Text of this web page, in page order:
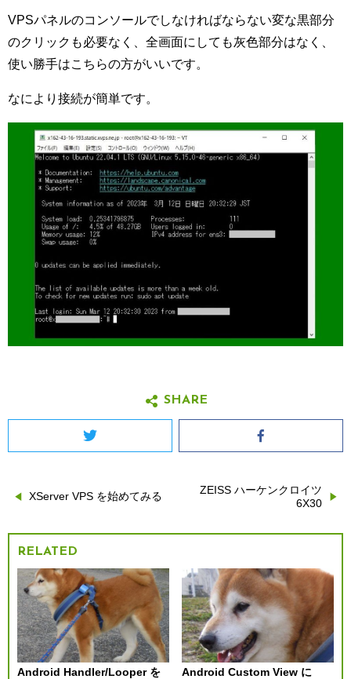
VPSパネルのコンソールでしなければならない変な黒部分
のクリックも必要なく、全画面にしても灰色部分はなく、
使い勝手はこちらの方がいいです。
なにより接続が簡単です。
SHARE
Twitter
投
稿
ナ
ビ
ゲ
ー
XServer VPS を始めてみる
ZEISS ハーケンクロイツ
6X30
RELATED
Android Handler/Looper を
Android Custom View に